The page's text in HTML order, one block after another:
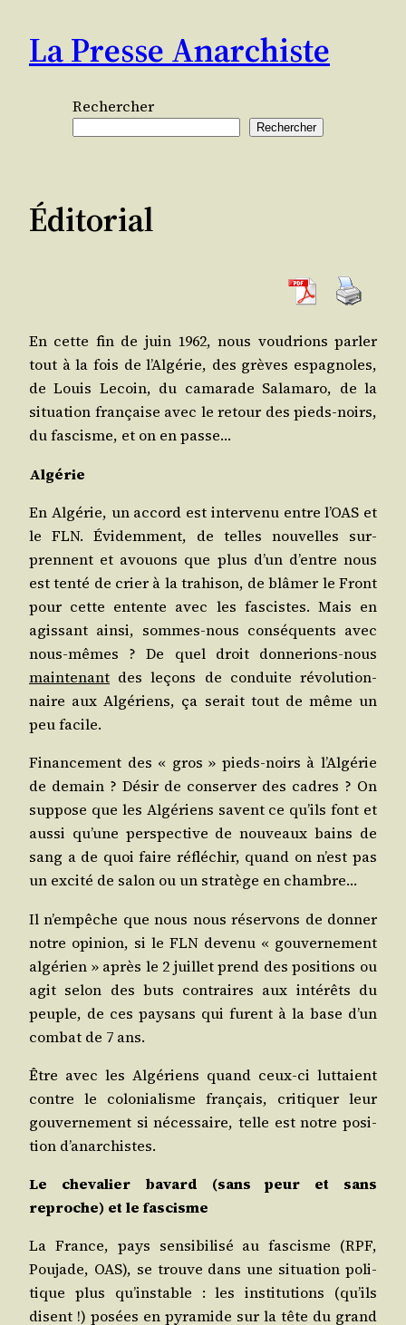
contenu
La Presse Anarchiste
Rechercher
Rechercher
Éditorial
En cette fin de juin 1962, nous vou­drions par­ler
tout à la fois de l’Al­gé­rie, des grèves espa­gnoles,
de Louis Lecoin, du cama­rade Sala­ma­ro, de la
situa­tion fran­çaise avec le retour des pieds-noirs,
du fas­cisme, et on en passe…
Algé­rie
En Algé­rie, un accord est inter­ve­nu entre l’OAS et
le FLN. Évi­dem­ment, de telles nou­velles sur­
prennent et avouons que plus d’un d’entre nous
est ten­té de crier à la tra­hi­son, de blâ­mer le Front
pour cette entente avec les fas­cistes. Mais en
agis­sant ain­si, sommes-nous consé­quents avec
nous-mêmes ? De quel droit don­ne­rions-nous
main­te­nant des leçons de conduite révo­lu­tion­
naire aux Algé­riens, ça serait tout de même un
peu facile.
Finan­ce­ment des « gros » pieds-noirs à l’Algérie
de demain ? Désir de conser­ver des cadres ? On
sup­pose que les Algé­riens savent ce qu’ils font et
aus­si qu’une pers­pec­tive de nou­veaux bains de
sang a de quoi faire réflé­chir, quand on n’est pas
un exci­té de salon ou un stra­tège en chambre…
Il n’empêche que nous nous réser­vons de don­ner
notre opi­nion, si le FLN deve­nu « gou­ver­ne­ment
algé­rien » après le 2 juillet prend des posi­tions ou
agit selon des buts contraires aux inté­rêts du
peuple, de ces pay­sans qui furent à la base d’un
com­bat de 7 ans.
Être avec les Algé­riens quand ceux-ci lut­taient
contre le colo­nia­lisme fran­çais, cri­ti­quer leur
gou­ver­ne­ment si néces­saire, telle est notre posi­
tion d’anarchistes.
Le che­va­lier bavard (sans peur et sans
reproche) et le fascisme
La France, pays sen­si­bi­li­sé au fas­cisme (RPF,
Pou­jade, OAS), se trouve dans une situa­tion poli­
tique plus qu’instable : les ins­ti­tu­tions (qu’ils
disent !) posées en pyra­mide sur la tête du grand